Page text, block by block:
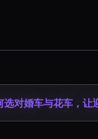
对婚车与花车，让